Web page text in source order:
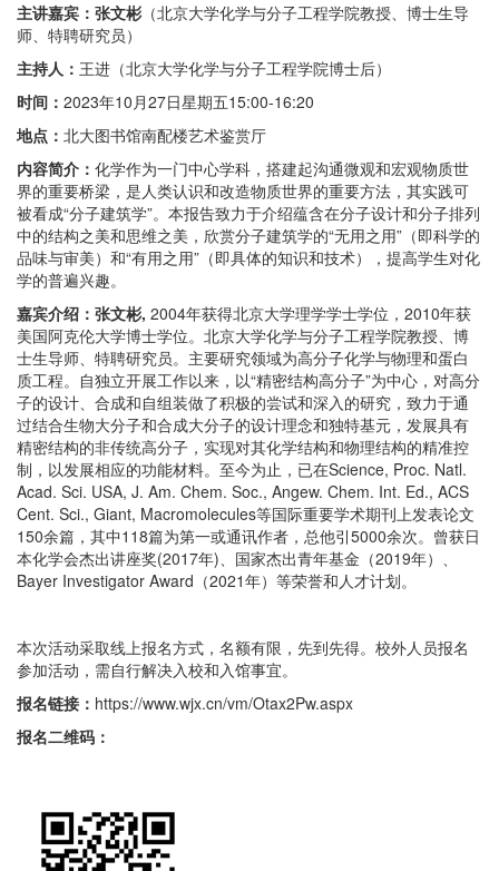
主讲嘉宾：张文彬（北京大学化学与分子工程学院教授、博士生导
师、特聘研究员）
主持人： 王进（北京大学化学与分子工程学院博士后）
时间： 2023年10月27日星期五15:00-16:20
地点： 北大图书馆南配楼艺术鉴赏厅
内容简介： 化学作为一门中心学科，搭建起沟通微观和宏观物质世
界的重要桥梁，是人类认识和改造物质世界的重要方法，其实践可
被看成“分子建筑学”。本报告致力于介绍蕴含在分子设计和分子排列
中的结构之美和思维之美，欣赏分子建筑学的“无用之用”（即科学的
品味与审美）和“有用之用”（即具体的知识和技术），提高学生对化
学的普遍兴趣。
嘉宾介绍：张文彬, 2004年获得北京大学理学学士学位，2010年获
美国阿克伦大学博士学位。北京大学化学与分子工程学院教授、博
士生导师、特聘研究员。主要研究领域为高分子化学与物理和蛋白
质工程。自独立开展工作以来，以“精密结构高分子”为中心，对高分
子的设计、合成和自组装做了积极的尝试和深入的研究，致力于通
过结合生物大分子和合成大分子的设计理念和独特基元，发展具有
精密结构的非传统高分子，实现对其化学结构和物理结构的精准控
制，以发展相应的功能材料。至今为止，已在Science, Proc. Natl.
Acad. Sci. USA, J. Am. Chem. Soc., Angew. Chem. Int. Ed., ACS
Cent. Sci., Giant, Macromolecules等国际重要学术期刊上发表论文
150余篇，其中118篇为第一或通讯作者，总他引5000余次。曾获日
本化学会杰出讲座奖(2017年)、国家杰出青年基金（2019年）、
Bayer Investigator Award（2021年）等荣誉和人才计划。
本次活动采取线上报名方式，名额有限，先到先得。校外人员报名
参加活动，需自行解决入校和入馆事宜。
报名链接： https://www.wjx.cn/vm/Otax2Pw.aspx
报名二维码：